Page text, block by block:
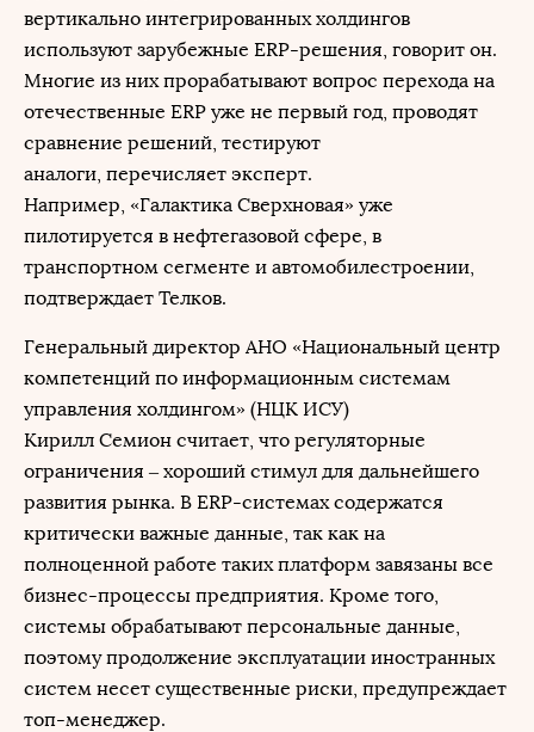
вертикально интегрированных холдингов
используют зарубежные ERP-решения, говорит он.
Многие из них прорабатывают вопрос перехода на
отечественные ERP уже не первый год, проводят
сравнение решений, тестируют
аналоги, перечисляет эксперт.
Например, «Галактика Сверхновая» уже
пилотируется в нефтегазовой сфере, в
транспортном сегменте и автомобилестроении,
подтверждает Телков.
Генеральный директор АНО «Национальный центр
компетенций по информационным системам
управления холдингом» (НЦК ИСУ)
Кирилл Семион считает, что регуляторные
ограничения – хороший стимул для дальнейшего
развития рынка. В ERP-системах содержатся
критически важные данные, так как на
полноценной работе таких платформ завязаны все
бизнес-процессы предприятия. Кроме того,
системы обрабатывают персональные данные,
поэтому продолжение эксплуатации иностранных
систем несет существенные риски, предупреждает
топ-менеджер.